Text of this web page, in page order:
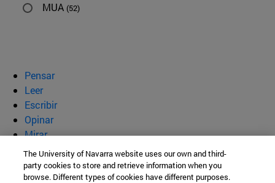
MUA (52)
Pensar
Leer
Escribir
Opinar
Mirar
Quiénes somos
BeBrave
The University of Navarra website uses our own and third-
party cookies to store and retrieve information when you
browse. Different types of cookies have different purposes.